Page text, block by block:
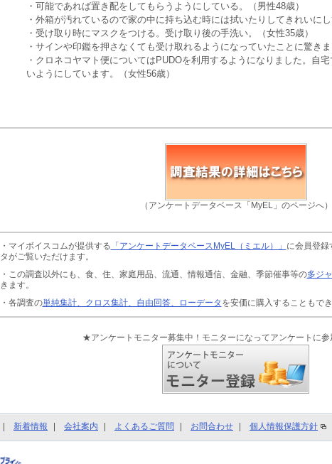
・可能であれば置き配をしてもらうようにしている。（男性48歳）
・外箱が汚れているので家の中に持ち込む時には拭いたりしてきれいに
・受け取り時にマスクをつける。受け取り後の手洗い。（女性35歳）
・サインや印鑑を押さなくても受け取れるようになっていたことに驚きま
・クロネコヤマト便についてはPUDOを利用するようになりました。自
いようにしています。（女性56歳）
（アンケートデータベース「MyEL」のページへ）
・マイボイスコムが提供する 「アンケートデータベースMyEL（ミエル）」 に会員登録
タがご覧いただけます。
・この調査以外にも、食、住、家庭用品、流通、情報通信、金融、季節催事等の多ジ
きます。
・各調査の単純集計、クロス集計、自由回答、ローデータ を安価に購入することもでき
★アンケートモニター募集中！モニターになってアンケートに参
新着情報 会社案内 よくあるご質問 お問合わせ 個人情報保護方針